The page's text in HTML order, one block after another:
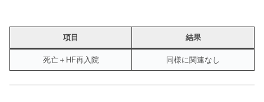
項目 結果
死亡＋HF再入院 同様に関連なし